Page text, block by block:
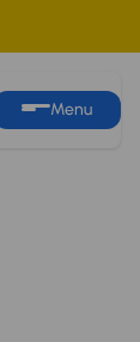
Menu